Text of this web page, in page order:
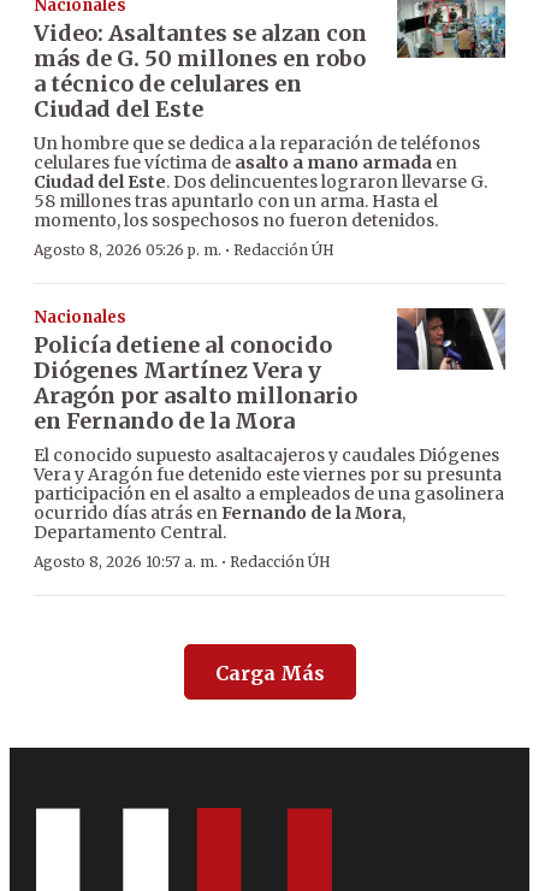
Nacionales
Video: Asaltantes se alzan con
más de G. 50 millones en robo
a técnico de celulares en
Ciudad del Este
Un hombre que se dedica a la reparación de teléfonos
celulares fue víctima de asalto a mano armada en
Ciudad del Este. Dos delincuentes lograron llevarse G.
58 millones tras apuntarlo con un arma. Hasta el
momento, los sospechosos no fueron detenidos.
Agosto 8, 2026 05:26 p. m. · Redacción ÚH
Nacionales
Policía detiene al conocido
Diógenes Martínez Vera y
Aragón por asalto millonario
en Fernando de la Mora
El conocido supuesto asaltacajeros y caudales Diógenes
Vera y Aragón fue detenido este viernes por su presunta
participación en el asalto a empleados de una gasolinera
ocurrido días atrás enFernando de la Mora,
Departamento Central.
Agosto 8, 2026 10:57 a. m. · Redacción ÚH
Carga Más